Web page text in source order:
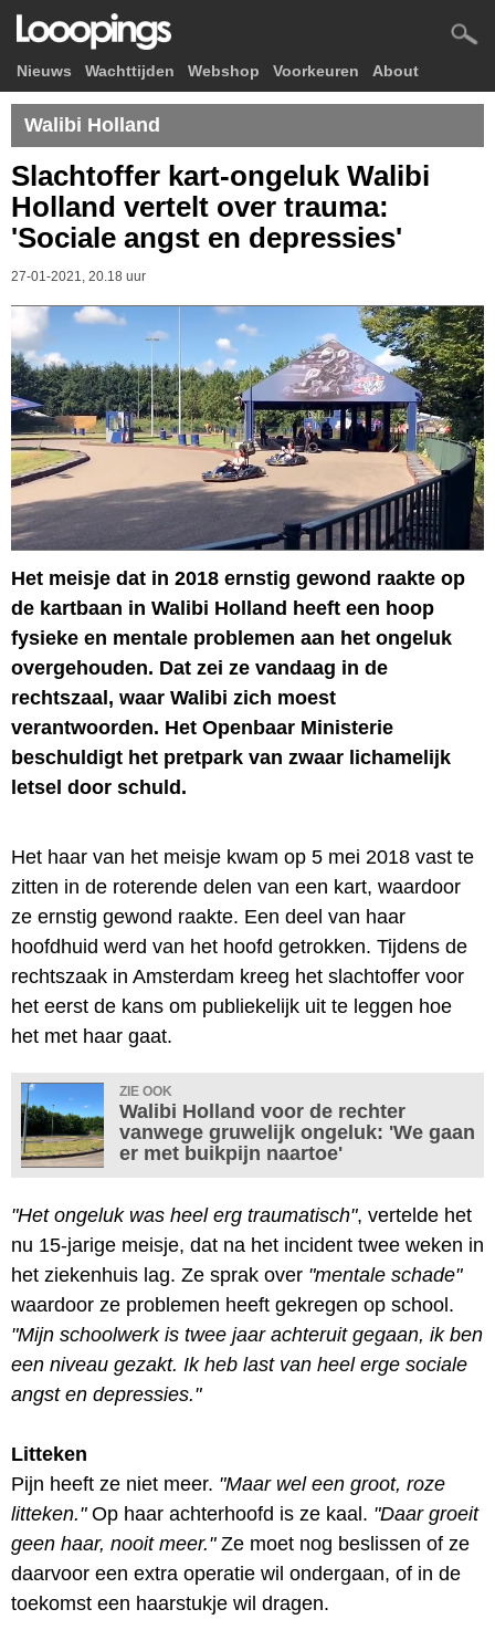
Nieuws Wachttijden Webshop Voorkeuren About
Walibi Holland
Slachtoffer kart-ongeluk Walibi
Holland vertelt over trauma:
'Sociale angst en depressies'
27-01-2021, 20.18 uur
Het meisje dat in 2018 ernstig gewond raakte op
de kartbaan in Walibi Holland heeft een hoop
fysieke en mentale problemen aan het ongeluk
overgehouden. Dat zei ze vandaag in de
rechtszaal, waar Walibi zich moest
verantwoorden. Het Openbaar Ministerie
beschuldigt het pretpark van zwaar lichamelijk
letsel door schuld.
Het haar van het meisje kwam op 5 mei 2018 vast te
zitten in de roterende delen van een kart, waardoor
ze ernstig gewond raakte. Een deel van haar
hoofdhuid werd van het hoofd getrokken. Tijdens de
rechtszaak in Amsterdam kreeg het slachtoffer voor
het eerst de kans om publiekelijk uit te leggen hoe
het met haar gaat.
ZIE OOK
Walibi Holland voor de rechter
vanwege gruwelijk ongeluk: 'We gaan
er met buikpijn naartoe'
"Het ongeluk was heel erg traumatisch", vertelde het
nu 15-jarige meisje, dat na het incident twee weken in
het ziekenhuis lag. Ze sprak over "mentale schade"
waardoor ze problemen heeft gekregen op school.
"Mijn schoolwerk is twee jaar achteruit gegaan, ik ben
een niveau gezakt. Ik heb last van heel erge sociale
angst en depressies."
Litteken
Pijn heeft ze niet meer. "Maar wel een groot, roze
litteken."Op haar achterhoofd is ze kaal. "Daar groeit
geen haar, nooit meer."Ze moet nog beslissen of ze
daarvoor een extra operatie wil ondergaan, of in de
toekomst een haarstukje wil dragen.